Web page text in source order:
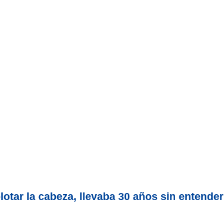
la cabeza, llevaba 30 años sin entender